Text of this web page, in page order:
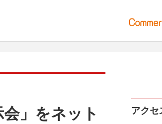
」をネット
アク